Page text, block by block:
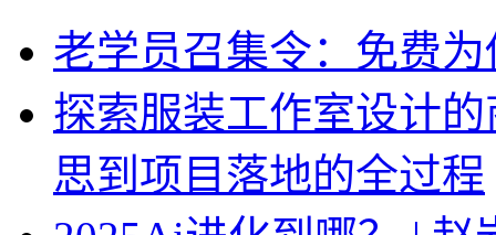
老学员召集令：免费
探索服装工作室设计
思到项目落地的全过程